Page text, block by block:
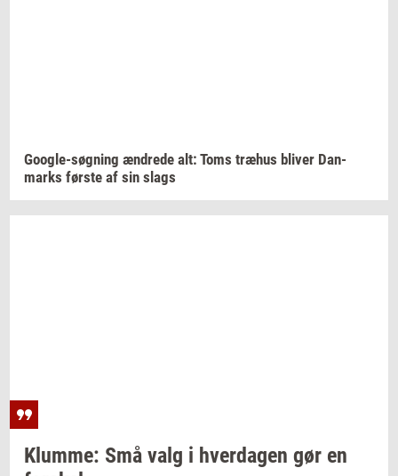
Google-​søgning æn­dre­de alt: Toms træhus bli­ver Dan­
marks før­ste af sin slags
Klum­me: Små valg i hver­da­gen gør en